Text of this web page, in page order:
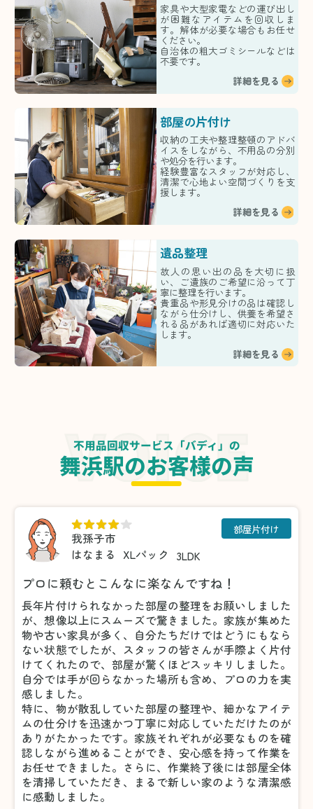
家具や大型家電などの運び出し
が困難なアイテムを回収しま
す。解体が必要な場合もお任せ
ください。
自治体の粗大ゴミシールなどは
不要です。
詳細を見る
部屋の片付け
収納の工夫や整理整頓のアドバ
イスをしながら、不用品の分別
や処分を行います。
経験豊富なスタッフが対応し、
清潔で心地よい空間づくりを支
援します。
詳細を見る
遺品整理
故人の思い出の品を大切に扱
い、ご遺族のご希望に沿って丁
寧に整理を行います。
貴重品や形見分けの品は確認し
ながら仕分けし、供養を希望さ
れる品があれば適切に対応いた
します。
詳細を見る
不用品回収サービス「バディ」の
舞浜駅のお客様の声
我孫子市
はなまる
XLパック 3LDK
部屋片付け
プロに頼むとこんなに楽なんですね！
長年片付けられなかった部屋の整理をお願いしました
が、想像以上にスムーズで驚きました。家族が集めた
物や古い家具が多く、自分たちだけではどうにもなら
ない状態でしたが、スタッフの皆さんが手際よく片付
けてくれたので、部屋が驚くほどスッキリしました。
自分では手が回らなかった場所も含め、プロの力を実
感しました。
特に、物が散乱していた部屋の整理や、細かなアイテ
ムの仕分けを迅速かつ丁寧に対応していただけたのが
ありがたかったです。家族それぞれが必要なものを確
認しながら進めることができ、安心感を持って作業を
お任せできました。さらに、作業終了後には部屋全体
を清掃していただき、まるで新しい家のような清潔感
に感動しました。